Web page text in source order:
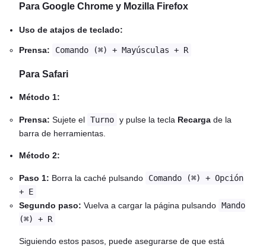
Para Google Chrome y Mozilla Firefox
Uso de atajos de teclado:
Prensa: Comando (⌘) + Mayúsculas + R
Para Safari
Método 1:
Prensa: Sujete el Turno y pulse la tecla Recarga de la
barra de herramientas.
Método 2:
Paso 1: Borra la caché pulsando
Comando (⌘) + Opción
+ E
Segundo paso: Vuelva a cargar la página pulsando Mando
(⌘) + R
Siguiendo estos pasos, puede asegurarse de que está